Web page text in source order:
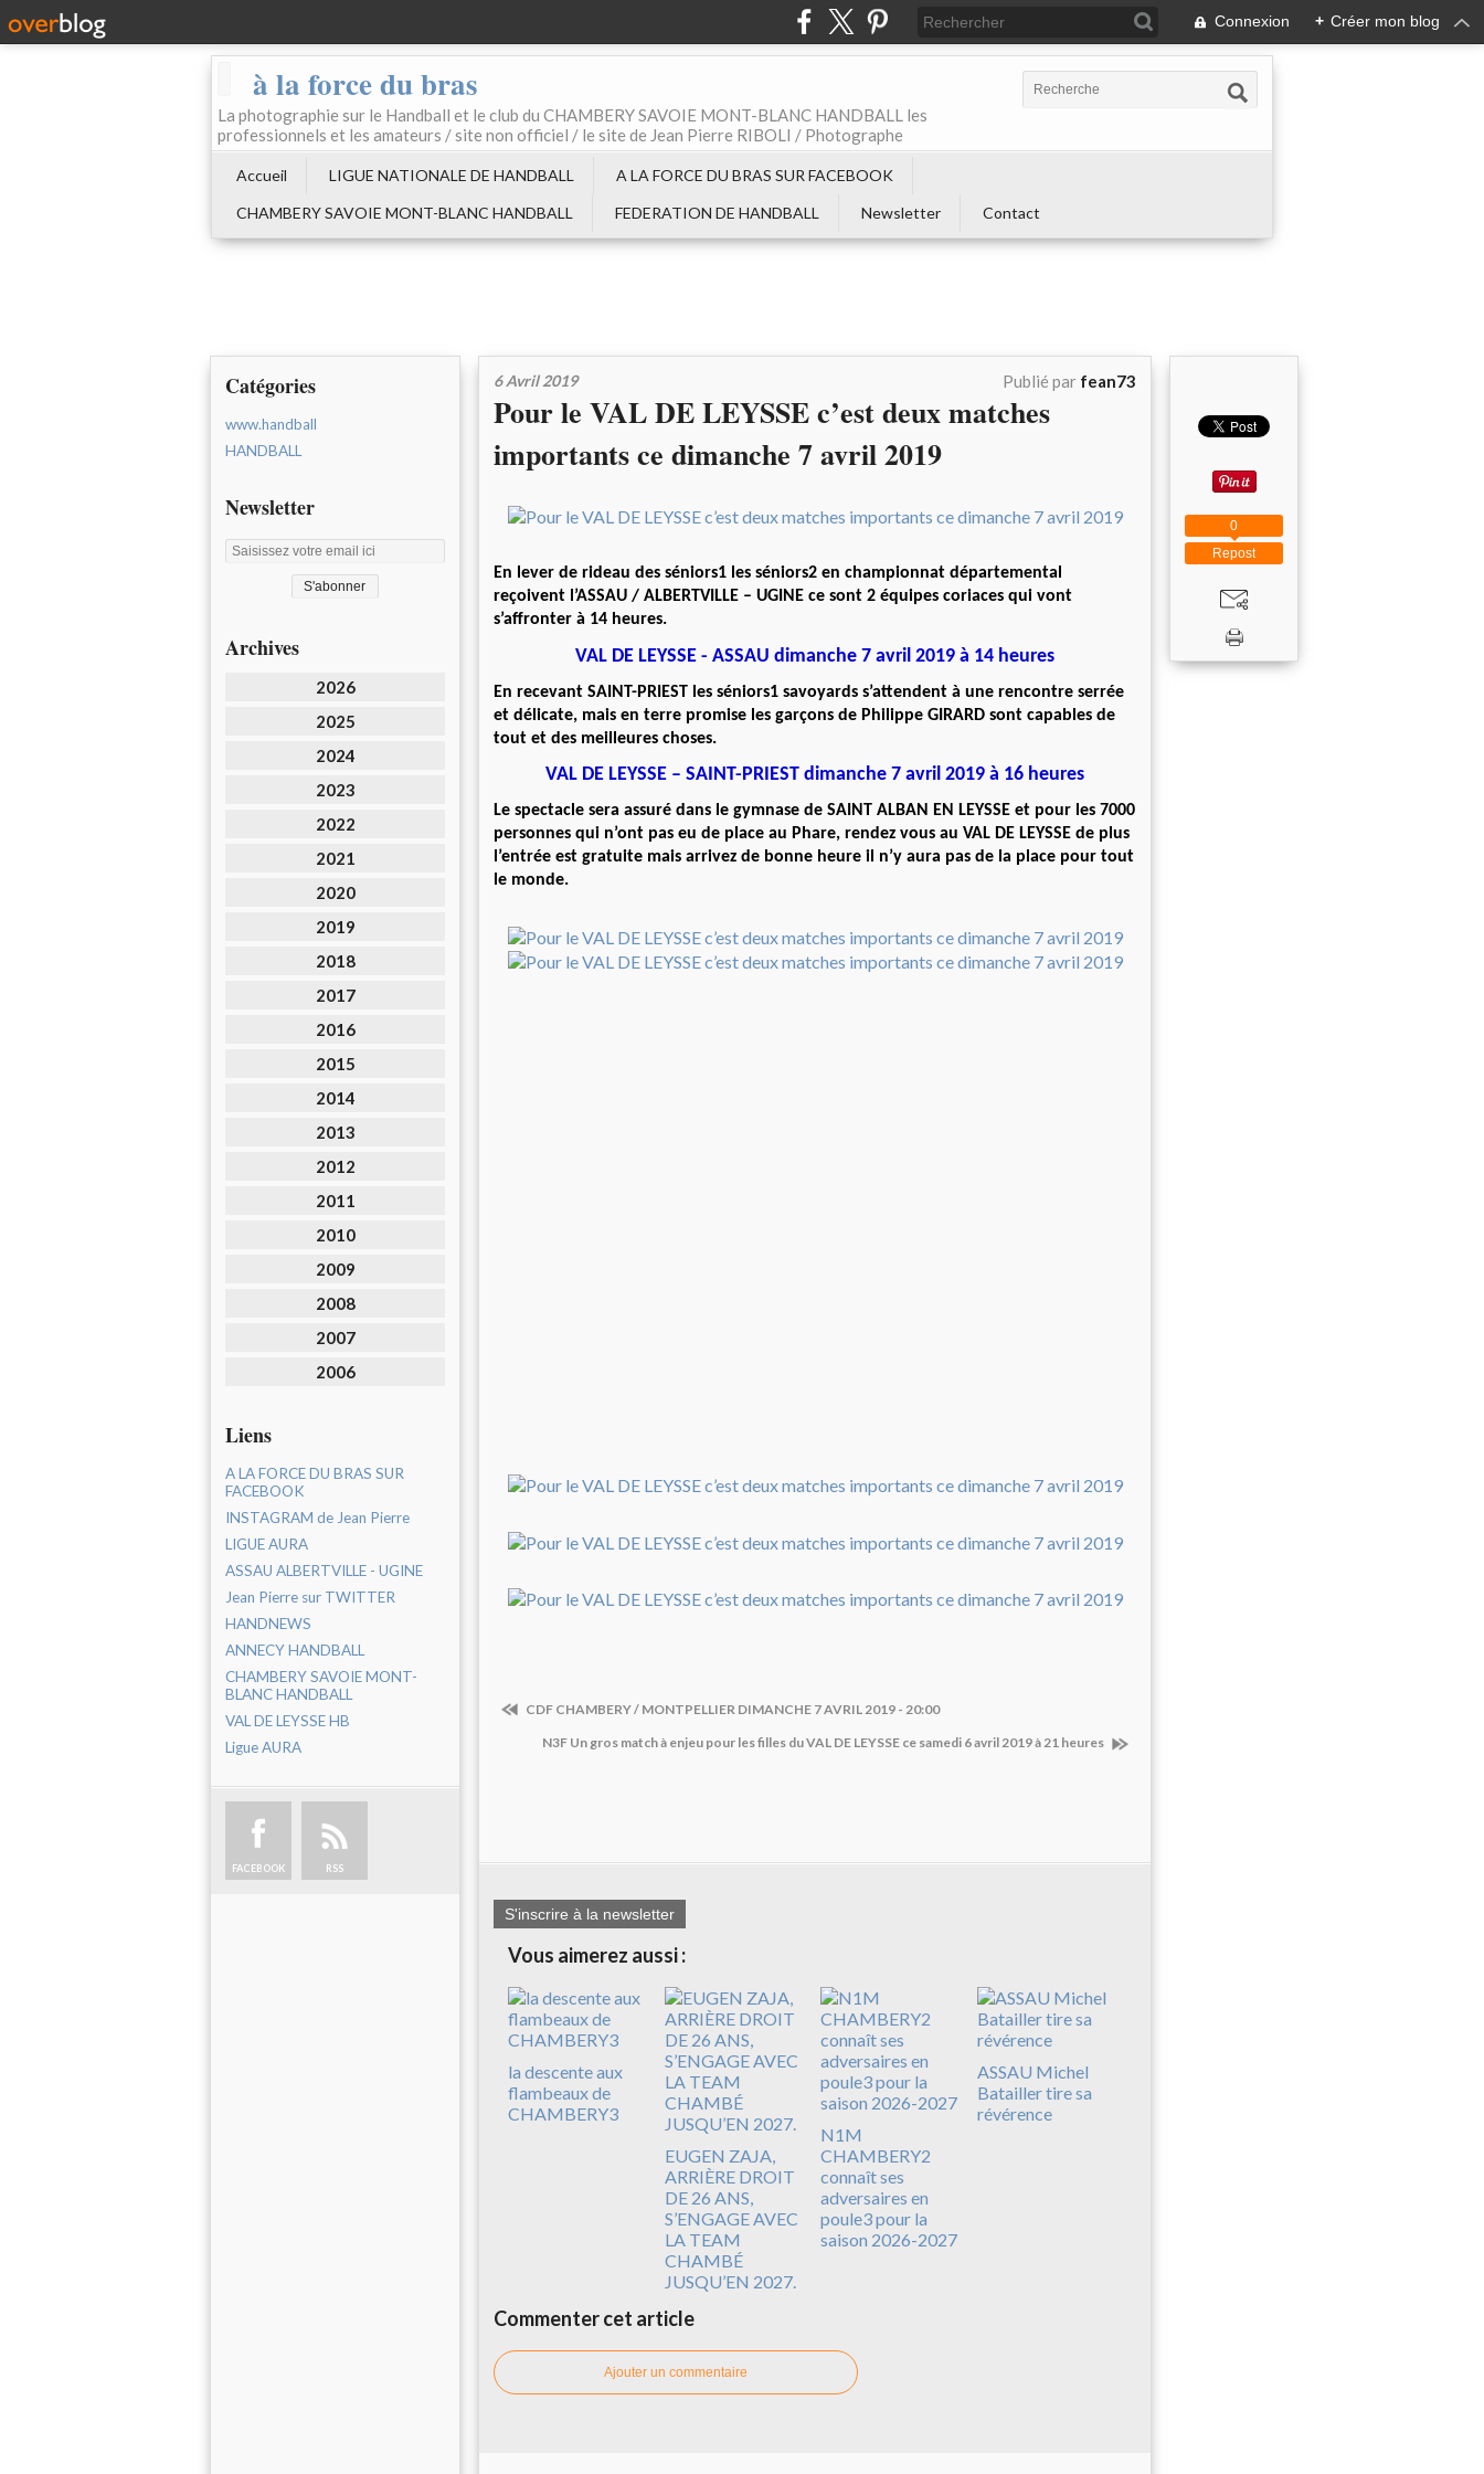
Connexion + Créer mon blog
à la force du bras
La photographie sur le Handball et le club du CHAMBERY SAVOIE MONT-BLANC HANDBALL les
professionnels et les amateurs / site non officiel / le site de Jean Pierre RIBOLI / Photographe
Accueil LIGUE NATIONALE DE HANDBALL
A LA FORCE DU BRAS SUR FACEBOOK
CHAMBERY SAVOIE MONT-BLANC HANDBALL
FEDERATION DE HANDBALL Newsletter Contact
Catégories
www.handball
HANDBALL
Newsletter
Archives
2026
2025
2024
2023
2022
2021
2020
2019
2018
2017
2016
2015
2014
2013
2012
2011
2010
2009
2008
2007
2006
Liens
A LA FORCE DU BRAS SUR
FACEBOOK
INSTAGRAM de Jean Pierre
LIGUE AURA
ASSAU ALBERTVILLE - UGINE
Jean Pierre sur TWITTER
HANDNEWS
ANNECY HANDBALL
CHAMBERY SAVOIE MONT-
BLANC HANDBALL
VAL DE LEYSSE HB
Ligue AURA
FACEBOOK RSS
6 Avril 2019 Publié par fean73
Pour le VAL DE LEYSSE c’est deux matches
importants ce dimanche 7 avril 2019
En lever de rideau des séniors1 les séniors2 en championnat départemental
reçoivent l’ASSAU / ALBERTVILLE – UGINE ce sont 2 équipes coriaces qui vont
s’affronter à 14 heures.
VAL DE LEYSSE - ASSAU dimanche 7 avril 2019 à 14 heures
En recevant SAINT-PRIEST les séniors1 savoyards s’attendent à une rencontre serrée
et délicate, mais en terre promise les garçons de Philippe GIRARD sont capables de
tout et des meilleures choses.
VAL DE LEYSSE – SAINT-PRIEST dimanche 7 avril 2019 à 16 heures
Le spectacle sera assuré dans le gymnase de SAINT ALBAN EN LEYSSE et pour les 7000
personnes qui n’ont pas eu de place au Phare, rendez vous au VAL DE LEYSSE de plus
l’entrée est gratuite mais arrivez de bonne heure il n’y aura pas de la place pour tout
le monde.
CDF CHAMBERY / MONTPELLIER DIMANCHE 7 AVRIL 2019 - 20:00
N3F Un gros match à enjeu pour les filles du VAL DE LEYSSE ce samedi 6 avril 2019 à 21 heures
S'inscrire à la newsletter
Vous aimerez aussi :
la descente aux
flambeaux de
CHAMBERY3
EUGEN ZAJA,
ARRIÈRE DROIT
DE 26 ANS,
S’ENGAGE AVEC
LA TEAM
CHAMBÉ
JUSQU’EN 2027.
N1M
CHAMBERY2
connaît ses
adversaires en
poule3 pour la
saison 2026-2027
ASSAU Michel
Batailler tire sa
révérence
Commenter cet article
Ajouter un commentaire
Repost
0